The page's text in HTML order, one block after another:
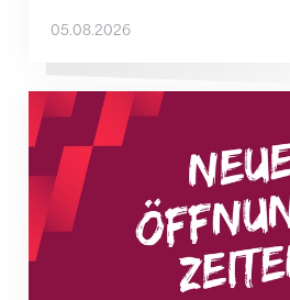
05.08.2026
Neue Empfangszeiten ab 1.